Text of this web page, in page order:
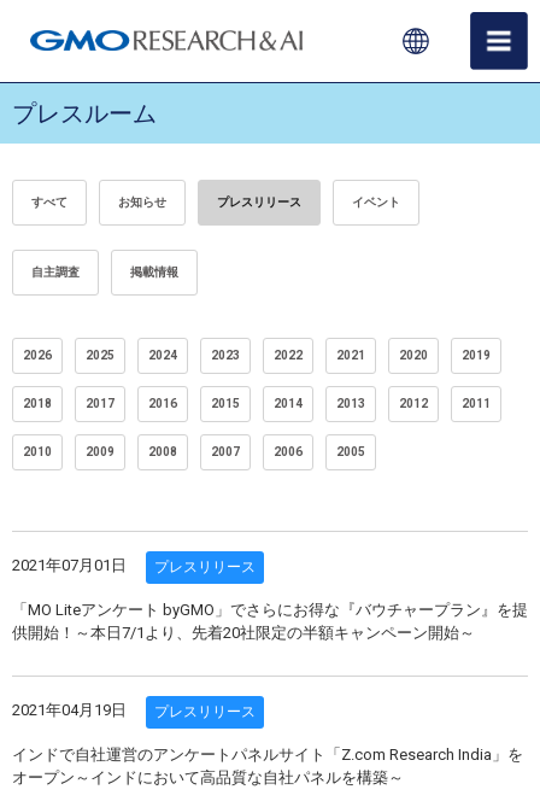
プレスルーム
すべて お知らせ プレスリリース イベント
自主調査 掲載情報
2026 2025 2024 2023 2022 2021 2020 2019
2018 2017 2016 2015 2014 2013 2012 2011
2010 2009 2008 2007 2006 2005
2021年07月01日 プレスリリース
「MO Liteアンケート byGMO」でさらにお得な『バウチャープラン』を提
供開始！～本日7/1より、先着20社限定の半額キャンペーン開始～
2021年04月19日 プレスリリース
インドで自社運営のアンケートパネルサイト「Z.com Research India」を
オープン～インドにおいて高品質な自社パネルを構築～